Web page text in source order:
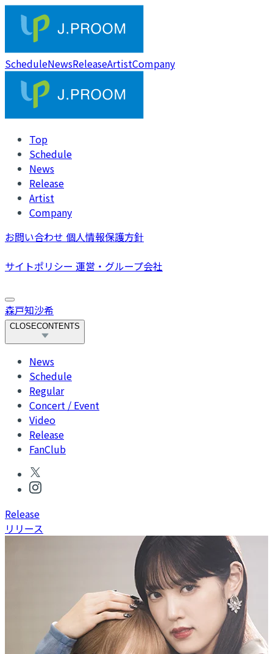
ScheduleNewsReleaseArtistCompany
Top
Schedule
News
Release
Artist
Company
お問い合わせ 個人情報保護方針
サイトポリシー 運営・グループ会社
森戸知沙希
CLOSECONTENTS
News
Schedule
Regular
Concert / Event
Video
Release
FanClub
Release
リリース